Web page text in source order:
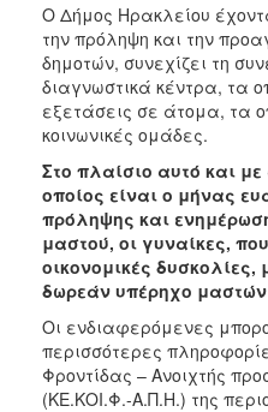
Αδειοδότηση
&
Έλεγχος
Βρεφονηπιακών
Σταθμών
Δημοτικό
Ιατρείο
Ξενώνας
Φιλοξενίας
Γυναικών
Κέντρο
Κοινότητας
Κοινωνικό
Φαρμακείο
Ο Δήμος Ηρακλείου
την πρόληψη και την
δημοτών, συνεχίζει τη
διαγνωστικά κέντρα, τα
εξετάσεις σε άτομα, τα
κοινωνικές ομάδες.
Στο πλαίσιο αυτό και
οποίος είναι ο μήνας
πρόληψης και
μαστού, οι γυναίκες,
οικονομικές
δωρεάν υπέρηχο
Οι ενδιαφερόμενες
περισσότερες
Φροντίδας – Ανοιχτής
(ΚΕ.ΚΟΙ.Φ.-Α.Π.Η.) της